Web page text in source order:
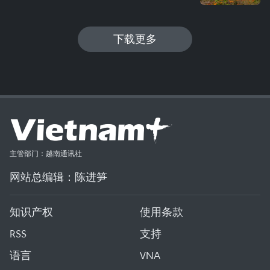
下载更多
主管部门：越南通讯社
网站总编辑：陈进笋
知识产权
使用条款
RSS
支持
语言
VNA